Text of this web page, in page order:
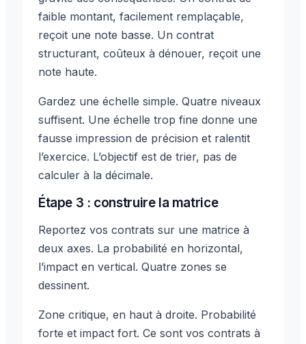
faible montant, facilement remplaçable,
reçoit une note basse. Un contrat
structurant, coûteux à dénouer, reçoit une
note haute.
Gardez une échelle simple. Quatre niveaux
suffisent. Une échelle trop fine donne une
fausse impression de précision et ralentit
l’exercice. L’objectif est de trier, pas de
calculer à la décimale.
Étape 3 : construire la matrice
Reportez vos contrats sur une matrice à
deux axes. La probabilité en horizontal,
l’impact en vertical. Quatre zones se
dessinent.
Zone critique, en haut à droite. Probabilité
forte et impact fort. Ce sont vos contrats à